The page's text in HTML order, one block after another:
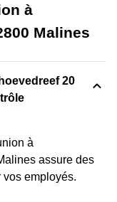
à
Malines
20
à
assure des
employés.